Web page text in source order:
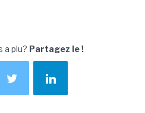
a plu? Partagez le !